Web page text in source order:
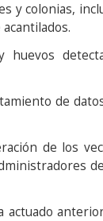
y colonias,
huevos
de
de los